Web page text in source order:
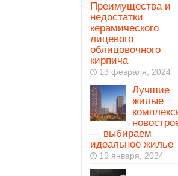
Преимущества и
недостатки
керамического
лицевого
облицовочного
кирпича
13 февраля, 2024
Лучшие
жилые
— выбираем
идеальное жилье
19 января, 2024